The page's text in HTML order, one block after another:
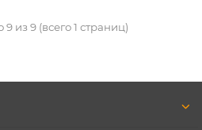
9 из 9 (всего 1 страниц)